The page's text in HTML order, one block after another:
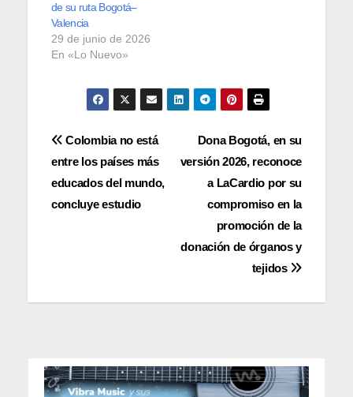
de su ruta Bogotá–
Valencia
29 de junio de 2026
En «Lo Nuevo»
Navegación
de
entradas
Dona Bogotá, en su
versión 2026, reconoce
a LaCardio por su
compromiso en la
promoción de la
donación de órganos y
tejidos
Colombia no está
entre los países más
educados del mundo,
concluye estudio